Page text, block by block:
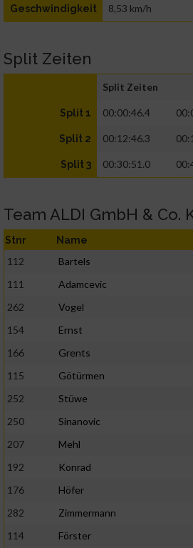
Geschwindigkeit 8,53 km/h
Split Zeiten
Split Zeiten
Split 1 00:00:46.4
Split 2 00:12:46.3
Split 3 00:30:51.0
Team ALDI GmbH & Co.
Stnr Name
112 Bartels
111
Adamcevic
262
Vogel
154
Ernst
166
Grents
115
Götürmen
252
Stüwe
250
Sinanovic
207
Mehl
192
Konrad
176
Höfer
282
Zimmermann
114
Förster